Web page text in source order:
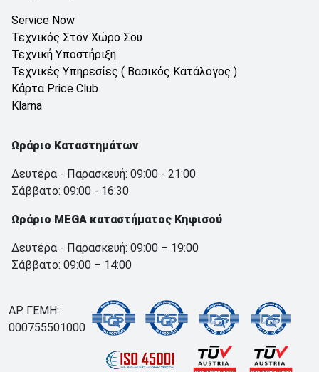
Service Now
Τεχνικός Στον Χώρο Σου
Τεχνική Υποστήριξη
Τεχνικές Υπηρεσίες ( Βασικός Κατάλογος )
Κάρτα Price Club
Klarna
Ωράριο Καταστημάτων
Δευτέρα - Παρασκευή: 09:00 - 21:00
Σάββατο: 09:00 - 16:30
Ωράριο MEGA καταστήματος Κηφισού
Δευτέρα - Παρασκευή: 09:00 – 19:00
Σάββατο: 09:00 – 14:00
ΑΡ. ΓΕΜΗ:
000755501000